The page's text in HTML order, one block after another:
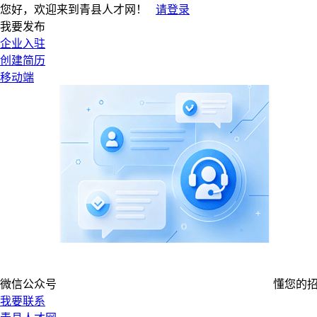
您好，欢迎来到青县人才网！
请登录
我要发布
企业入驻
创建简历
移动端
微信公众号
懂您的
我要联系